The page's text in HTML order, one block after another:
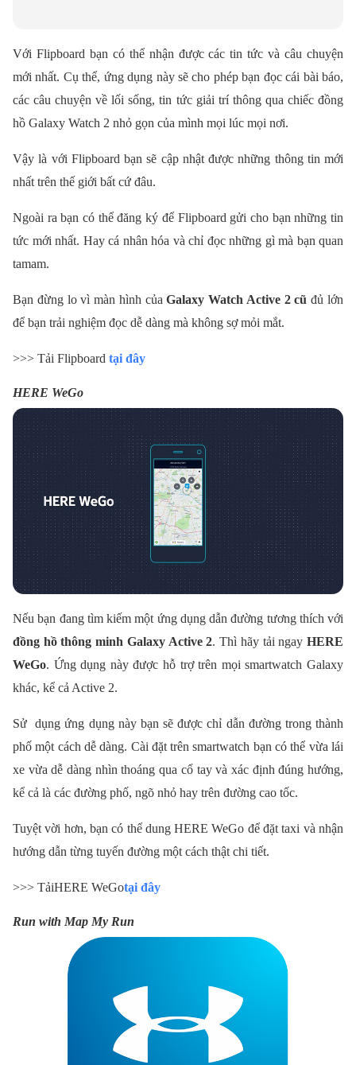
Với Flipboard bạn có thể nhận được các tin tức và câu chuyện
mới nhất. Cụ thể, ứng dụng này sẽ cho phép bạn đọc cái bài báo,
các câu chuyện về lối sống, tin tức giải trí thông qua chiếc đồng
hồ Galaxy Watch 2 nhỏ gọn của mình mọi lúc mọi nơi.
Vậy là với Flipboard bạn sẽ cập nhật được những thông tin mới
nhất trên thế giới bất cứ đâu.
Ngoài ra bạn có thể đăng ký để Flipboard gửi cho bạn những tin
tức mới nhất. Hay cá nhân hóa và chỉ đọc những gì mà bạn quan
tamam.
Bạn đừng lo vì màn hình củaGalaxy Watch Active 2 cũ đủ lớn
để bạn trải nghiệm đọc dễ dàng mà không sợ mỏi mắt.
>>> Tải Flipboard tại đây
HERE WeGo
Nếu bạn đang tìm kiếm một ứng dụng dẫn đường tương thích với
đồng hồ thông minh Galaxy Active 2. Thì hãy tải ngayHERE
WeGo. Ứng dụng này được hỗ trợ trên mọi smartwatch Galaxy
khác, kể cả Active 2.
Sử dụng ứng dụng này bạn sẽ được chỉ dẫn đường trong thành
phố một cách dễ dàng. Cài đặt trên smartwatch bạn có thể vừa lái
xe vừa dễ dàng nhìn thoáng qua cổ tay và xác định đúng hướng,
kể cả là các đường phố, ngõ nhỏ hay trên đường cao tốc.
Tuyệt vời hơn, bạn có thể dung HERE WeGo để đặt taxi và nhận
hướng dẫn từng tuyến đường một cách thật chi tiết.
>>> TảiHERE WeGotại đây
Run with Map My Run